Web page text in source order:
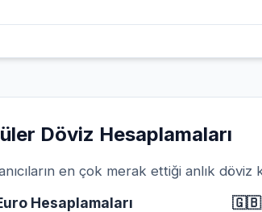
Döviz Hesaplamaları
en çok merak ettiği anlık döviz
Hesaplamaları 🇬🇧